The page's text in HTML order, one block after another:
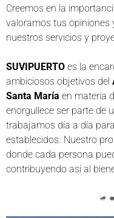
Creemos en la
valoramos tus opiniones
nuestros servicios y
SUVIPUERTO es la
ambiciosos objetivos del
Santa María en materia
enorgullece ser parte de
trabajamos día a día
establecidos. Nuestro
donde cada persona
contribuyendo así al